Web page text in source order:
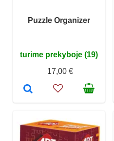
Puzzle Organizer
turime prekyboje (19)
17,00 €